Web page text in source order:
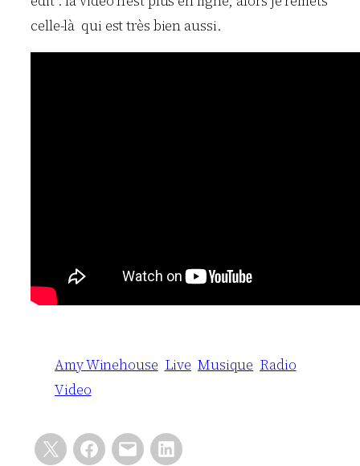
celle-là qui est très bien aussi.
Amy Winehouse Live Musique Radio
Video